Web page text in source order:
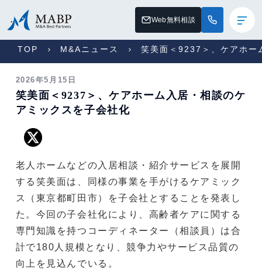
Web無料相談
TOP M&Aニュース 笑美面＜9237＞、ケアホー
2026年5月15日
笑美面＜9237＞、ケアホーム入居・相談のケ
アミックスを子会社化
老人ホームなどの入居相談・紹介サービスを展開
する笑美面は、同様の事業を手がけるケアミック
ス（東京都町田市）を子会社とすることを発表し
た。今回の子会社化により、高齢者ケアに関する
専門知識を持つコーディネーター（相談員）は合
計で180人規模となり、競争力やサービス品質の
向上を見込んでいる。